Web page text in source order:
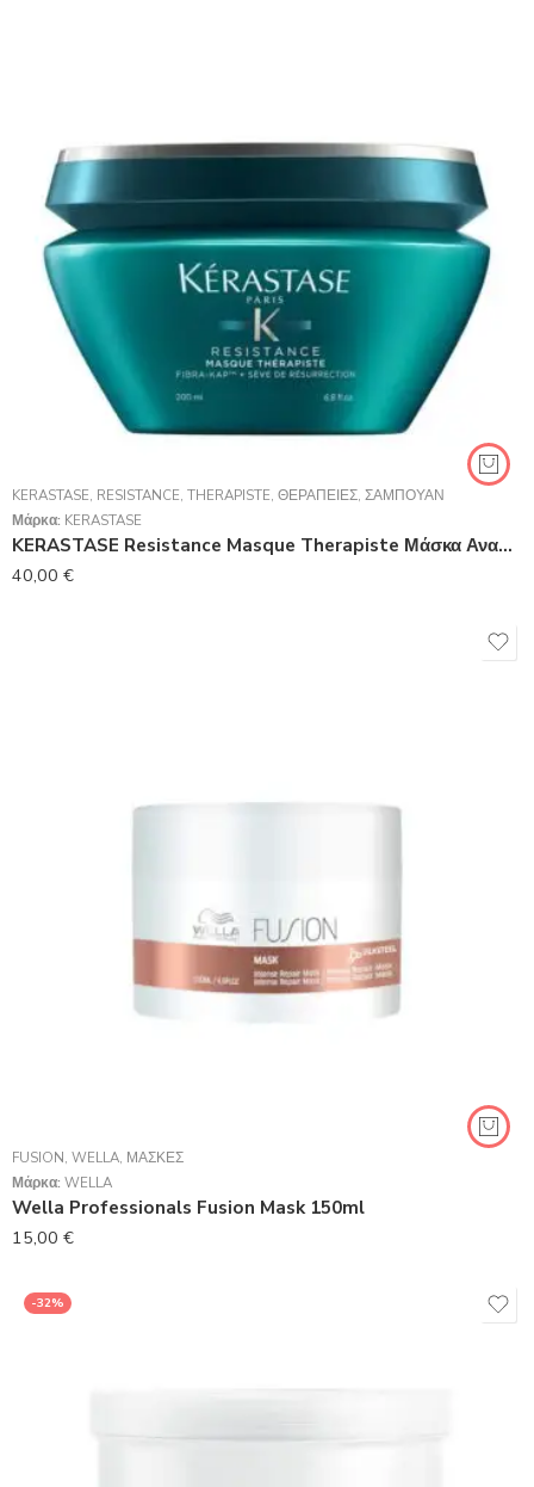
KERASTASE, RESISTANCE, THERAPISTE, ΘΕΡΑΠΕΊΕΣ, ΣΑΜΠΟΥΆΝ
Μάρκα: KERASTASE
KERASTASE Resistance Masque Therapiste Μάσκα Αναδόμησης Μαλλιών 200ml
40,00 €
FUSION, WELLA, ΜΆΣΚΕΣ
Μάρκα: WELLA
Wella Professionals Fusion Mask 150ml
15,00 €
-32%